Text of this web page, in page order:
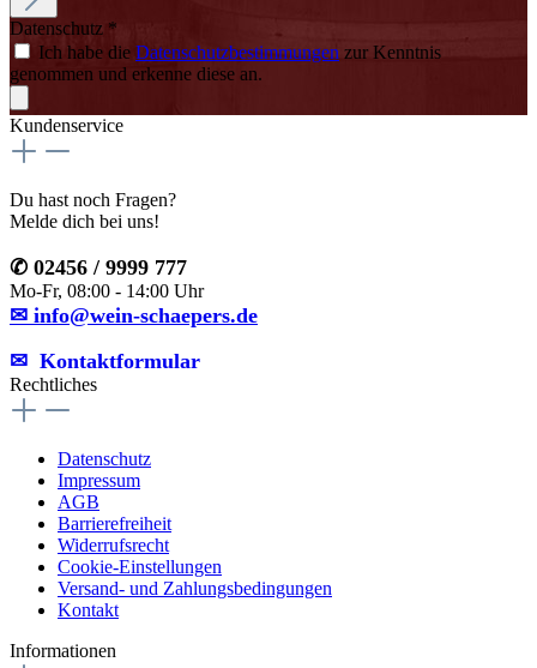
Datenschutz *
Ich habe die Datenschutzbestimmungen zur Kenntnis
genommen und erkenne diese an.
Kundenservice
Du hast noch Fragen?
Melde dich bei uns!
✆ 02456 / 9999 777
Mo-Fr, 08:00 - 14:00 Uhr
✉ info@wein-schaepers.de
✉︎ Kontaktformular
Rechtliches
Datenschutz
Impressum
AGB
Barrierefreiheit
Widerrufsrecht
Cookie-Einstellungen
Versand- und Zahlungsbedingungen
Kontakt
Informationen